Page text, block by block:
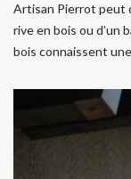
Artisan Pierrot peut
rive en bois ou d’un
bois connaissent